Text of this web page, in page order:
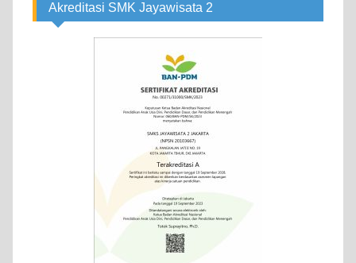
Akreditasi SMK Jayawisata 2